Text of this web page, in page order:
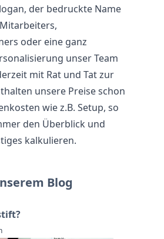
der bedruckte Name
oder eine ganz
unser Team
mit Rat und Tat zur
unsere Preise schon
wie z.B. Setup, so
den Überblick und
kalkulieren.
Blog